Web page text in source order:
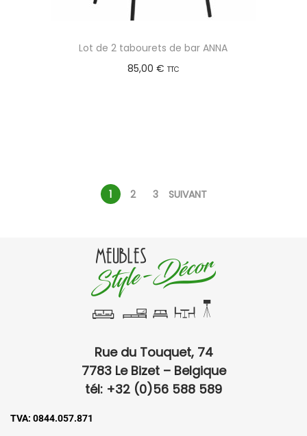
Lot de 2 tabourets de bar ANNA
85,00 € TTC
1 2 3 SUIVANT
Rue du Touquet, 74
7783 Le Bizet – Belgique
tél: +32 (0)56 588 589
TVA: 0844.057.871